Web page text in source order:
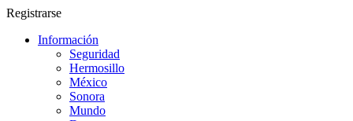
Registrarse
Información
Seguridad
Hermosillo
México
Sonora
Mundo